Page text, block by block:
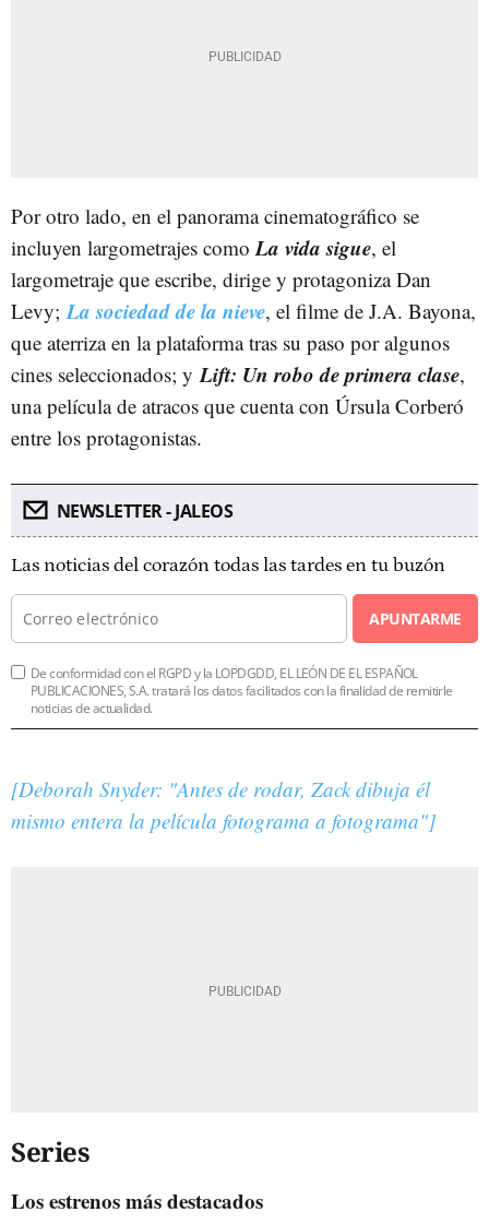
Por otro lado, en el panorama cinematográfico se
incluyen largometrajes como La vida sigue, el
largometraje que escribe, dirige y protagoniza Dan
Levy; La sociedad de la nieve, el filme de J.A. Bayona,
que aterriza en la plataforma tras su paso por algunos
cines seleccionados; y Lift: Un robo de primera clase,
una película de atracos que cuenta con Úrsula Corberó
entre los protagonistas.
NEWSLETTER - JALEOS
Las noticias del corazón todas las tardes en tu buzón
APUNTARME
De conformidad con el RGPD y la LOPDGDD, EL LEÓN DE EL ESPAÑOL
PUBLICACIONES, S.A. tratará los datos facilitados con la finalidad de remitirle
noticias de actualidad.
[Deborah Snyder: "Antes de rodar, Zack dibuja él
mismo entera la película fotograma a fotograma"]
Series
Los estrenos más destacados